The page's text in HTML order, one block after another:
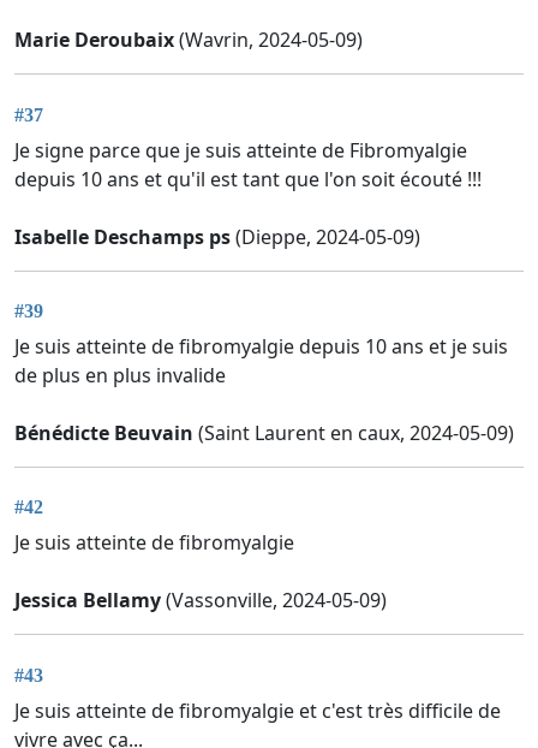
Marie Deroubaix(Wavrin, 2024-05-09)
#37
Je signe parce que je suis atteinte de Fibromyalgie
depuis 10 ans et qu'il est tant que l'on soit écouté !!!
Isabelle Deschamps ps(Dieppe, 2024-05-09)
#39
Je suis atteinte de fibromyalgie depuis 10 ans et je suis
de plus en plus invalide
Bénédicte Beuvain (Saint Laurent en caux, 2024-05-09)
#42
Je suis atteinte de fibromyalgie
Jessica Bellamy(Vassonville, 2024-05-09)
#43
Je suis atteinte de fibromyalgie et c'est très difficile de
vivre avec ça...